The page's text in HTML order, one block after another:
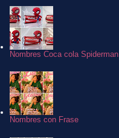
Nombres Coca cola Spiderman
Nombres con Frase